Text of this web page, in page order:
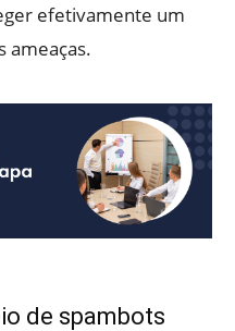
efetivamente um
ameaças.
de spambots